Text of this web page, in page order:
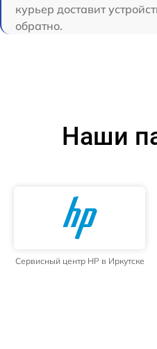
курьер доставит
обратно.
Наши
Сервисный центр HP в Иркутске